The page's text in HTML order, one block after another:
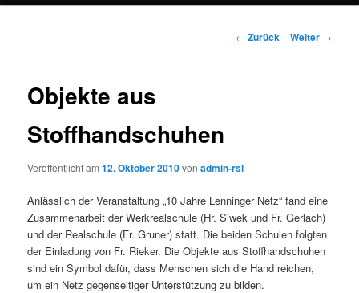
Beitrags-
← Zurück Weiter →
Objekte aus
Stoffhandschuhen
Veröffentlicht am12. Oktober 2010vonadmin-rsl
Anlässlich der Veranstaltung „10 Jahre Lenninger Netz“ fand eine
Zusammenarbeit der Werkrealschule (Hr. Siwek und Fr. Gerlach)
und der Realschule (Fr. Gruner) statt. Die beiden Schulen folgten
der Einladung von Fr. Rieker. Die Objekte aus Stoffhandschuhen
sind ein Symbol dafür, dass Menschen sich die Hand reichen,
um ein Netz gegenseitiger Unterstützung zu bilden.